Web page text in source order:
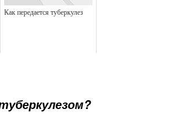
Как передается туберкулез